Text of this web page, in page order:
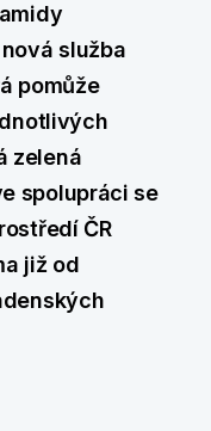
služba
pomůže
zelená
spolupráci se
ČR
již od